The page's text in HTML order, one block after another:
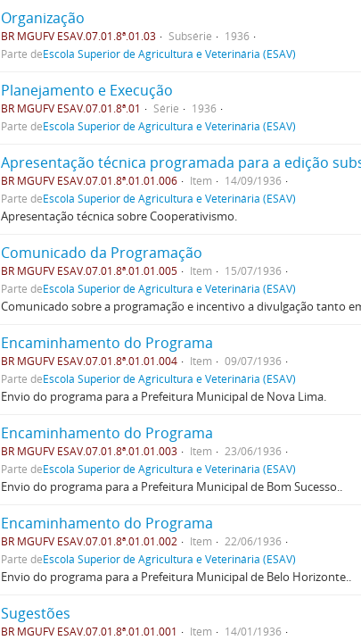
Organização
BR MGUFV ESAV.07.01.8ª.01.03 Subsérie
1936
Parte deEscola Superior de Agricultura e Veterinária (ESAV)
Planejamento e Execução
BR MGUFV ESAV.07.01.8ª.01 Série
1936
Parte deEscola Superior de Agricultura e Veterinária (ESAV)
Apresentação técnica programada para a edição
BR MGUFV ESAV.07.01.8ª.01.01.006 Item
14/09/1936
Parte deEscola Superior de Agricultura e Veterinária (ESAV)
Apresentação técnica sobre Cooperativismo.
Comunicado da Programação
BR MGUFV ESAV.07.01.8ª.01.01.005 Item
15/07/1936
Parte deEscola Superior de Agricultura e Veterinária (ESAV)
Comunicado sobre a programação e incentivo a divulgação tanto
Encaminhamento do Programa
BR MGUFV ESAV.07.01.8ª.01.01.004 Item
09/07/1936
Parte deEscola Superior de Agricultura e Veterinária (ESAV)
Envio do programa para a Prefeitura Municipal de Nova Lima.
Encaminhamento do Programa
BR MGUFV ESAV.07.01.8ª.01.01.003 Item
23/06/1936
Parte deEscola Superior de Agricultura e Veterinária (ESAV)
Envio do programa para a Prefeitura Municipal de Bom Sucesso..
Encaminhamento do Programa
BR MGUFV ESAV.07.01.8ª.01.01.002 Item
22/06/1936
Parte deEscola Superior de Agricultura e Veterinária (ESAV)
Envio do programa para a Prefeitura Municipal de Belo Horizonte..
Sugestões
BR MGUFV ESAV.07.01.8ª.01.01.001 Item 14/01/1936